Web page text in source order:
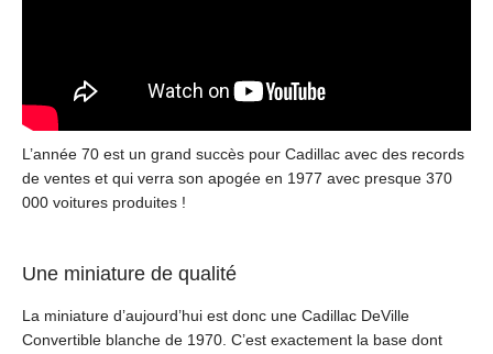
L’année 70 est un grand succès pour Cadillac avec des records
de ventes et qui verra son apogée en 1977 avec presque 370
000 voitures produites !
Une miniature de qualité
La miniature d’aujourd’hui est donc une Cadillac DeVille
Convertible blanche de 1970. C’est exactement la base dont